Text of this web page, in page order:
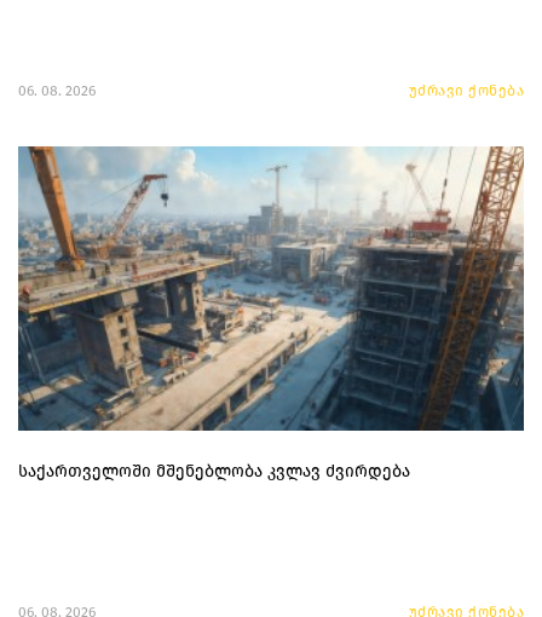
06. 08. 2026 უძრავი ქონება
საქართველოში მშენებლობა კვლავ ძვირდება
06. 08. 2026 უძრავი ქონება